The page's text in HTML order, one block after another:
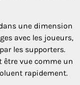
une dimension
avec les joueurs,
les supporters.
être vue comme un
rapidement.